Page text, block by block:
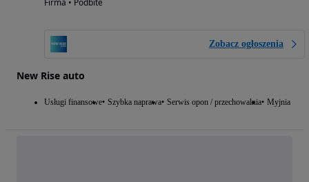
Firma • Podbite
Zobacz ogłoszenia
New Rise auto
Usługi finansowe Szybka naprawa Serwis opon / przechowalnia Myjnia